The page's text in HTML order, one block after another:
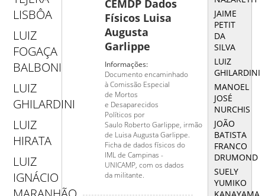
LISBÔA
LUIZ
FOGAÇA
BALBONI
LUIZ
GHILARDINI
LUIZ
HIRATA
LUIZ
IGNÁCIO
CEMDP Dados
Físicos Luisa
Augusta
Garlippe
Informações:
Documento encaminhado
à Comissão Especial
de Mortos
e Desaparecidos
Políticos por
Saulo Roberto Garlippe, irmão
de Luisa Augusta Garlippe.
Ficha de dados físicos do
IML de Campinas -
UNICAMP, com os dados
da militante.
JAIME
PETIT
DA
SILVA
LUIZ
GHILARDINI
MANOEL
JOSÉ
NURCHIS
JOÃO
BATISTA
FRANCO
DRUMOND
SUELY
YUMIKO
KANAYAMA